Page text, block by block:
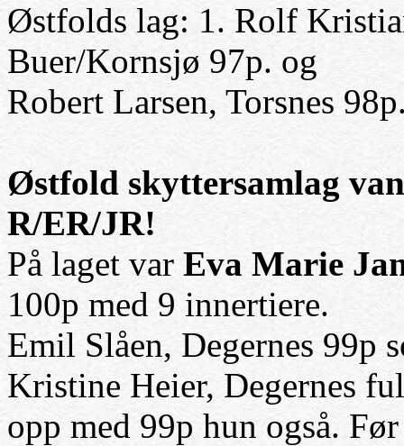
Østfolds lag: 1. Rolf
Buer/Kornsjø 97p. og
Robert Larsen, Torsnes
Østfold skyttersamlag
R/ER/JR!
På laget var Eva Marie
100p med 9 innertiere.
Emil Slåen, Degernes 99p
Kristine Heier, Degernes
opp med 99p hun også.